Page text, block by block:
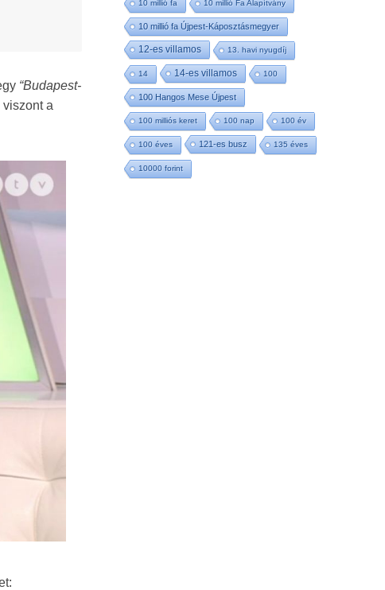
“Budapest-
a
10 millió fa 10 millió Fa Alapítvány
10 millió fa Újpest-Káposztásmegyer
12-es villamos 13. havi nyugdíj
14 14-es villamos 100
100 Hangos Mese Újpest
100 milliós keret 100 nap 100 év
100 éves 121-es busz 135 éves
10000 forint